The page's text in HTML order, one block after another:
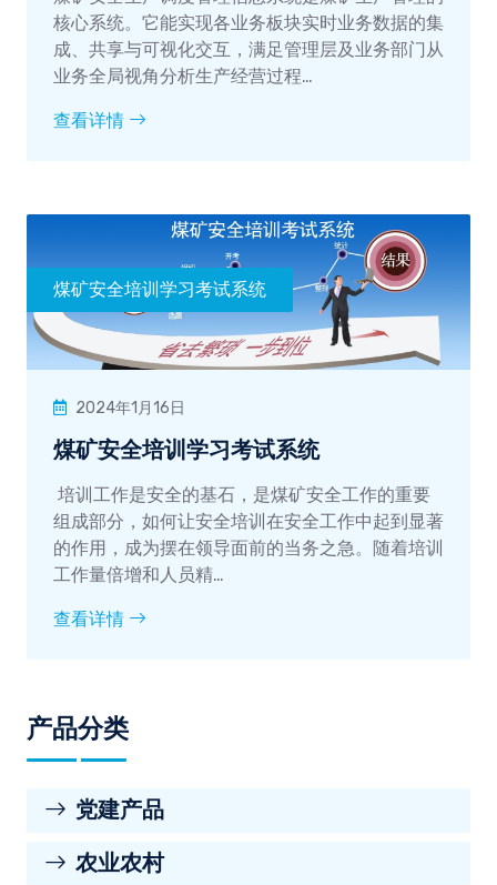
核心系统。它能实现各业务板块实时业务数据的集
成、共享与可视化交互，满足管理层及业务部门从
业务全局视角分析生产经营过程…
查看详情
煤矿安全培训学习考试系统
2024年1月16日
煤矿安全培训学习考试系统
培训工作是安全的基石，是煤矿安全工作的重要
组成部分，如何让安全培训在安全工作中起到显著
的作用，成为摆在领导面前的当务之急。随着培训
工作量倍增和人员精…
查看详情
产品分类
党建产品
农业农村